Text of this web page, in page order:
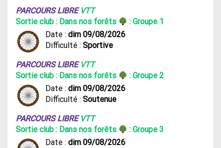
PARCOURS LIBRE VTT
Sortie club : Dans nos forêts
: Groupe 1
Date : dim 09/08/2026
Difficulté : Sportive
PARCOURS LIBRE VTT
Sortie club : Dans nos forêts
: Groupe 2
Date : dim 09/08/2026
Difficulté : Soutenue
PARCOURS LIBRE VTT
Sortie club : Dans nos forêts
: Groupe 3
Date : dim 09/08/2026